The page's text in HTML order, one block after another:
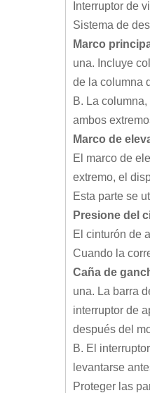
Interruptor de
Sistema de
Marco
una. Incluye
de la columna
B. La
ambos
Marco de
El marco de
extremo, el
Esta parte se
Presione del
El cinturón de
Cuando la
Caña de
una. La barra
interruptor de
después del
B. El
levantarse
Proteger las